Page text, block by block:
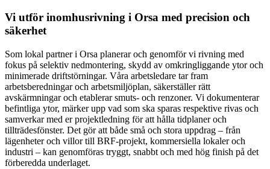
Vi utför inomhusrivning i Orsa med precision och
säkerhet
Som lokal partner i Orsa planerar och genomför vi rivning med
fokus på selektiv nedmontering, skydd av omkringliggande ytor och
minimerade driftstörningar. Våra arbetsledare tar fram
arbetsberedningar och arbetsmiljöplan, säkerställer rätt
avskärmningar och etablerar smuts- och renzoner. Vi dokumenterar
befintliga ytor, märker upp vad som ska sparas respektive rivas och
samverkar med er projektledning för att hålla tidplaner och
tillträdesfönster. Det gör att både små och stora uppdrag – från
lägenheter och villor till BRF-projekt, kommersiella lokaler och
industri – kan genomföras tryggt, snabbt och med hög finish på det
förberedda underlaget.